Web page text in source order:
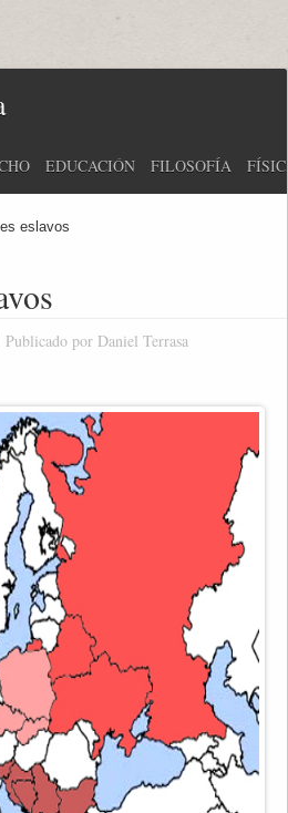
EDUCACIÓN FILOSOFÍA
eslavos
Publicado por Daniel Terrasa